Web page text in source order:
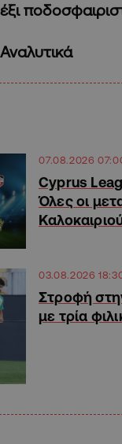
έξι
Αναλυτικά
07.08.2026
Cyprus
Όλες οι
03.08.2026
Στροφή
με τρία